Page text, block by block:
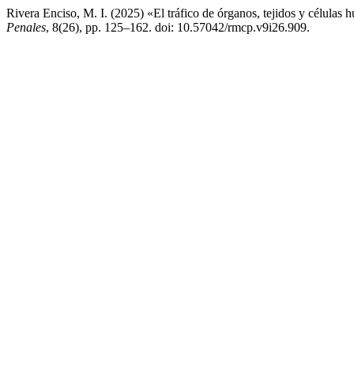
Rivera Enciso, M. I. (2025) «El tráfico de órganos, tejidos y células
Penales, 8(26), pp. 125–162. doi: 10.57042/rmcp.v9i26.909.